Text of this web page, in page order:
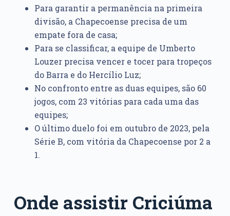
Para garantir a permanência na primeira
divisão, a Chapecoense precisa de um
empate fora de casa;
Para se classificar, a equipe de Umberto
Louzer precisa vencer e tocer para tropeços
do Barra e do Hercílio Luz;
No confronto entre as duas equipes, são 60
jogos, com 23 vitórias para cada uma das
equipes;
O último duelo foi em outubro de 2023, pela
Série B, com vitória da Chapecoense por 2 a
1.
Onde assistir Criciúma